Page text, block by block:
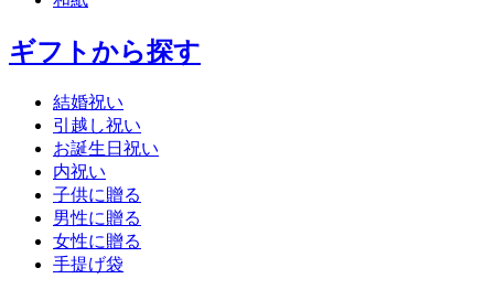
ギフトから探す
結婚祝い
引越し祝い
お誕生日祝い
内祝い
子供に贈る
男性に贈る
女性に贈る
手提げ袋